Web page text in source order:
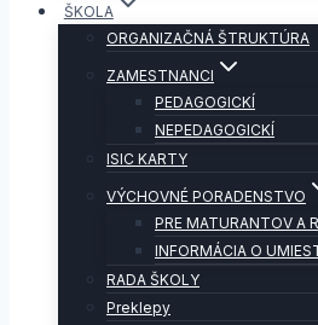
ŠKOLA
ORGANIZAČNÁ ŠTRUKTÚRA
ZAMESTNANCI
PEDAGOGICKÍ
NEPEDAGOGICKÍ
ISIC KARTY
VÝCHOVNÉ PORADENSTVO
PRE MATURANTOV A
INFORMÁCIA O
RADA ŠKOLY
Preklepy